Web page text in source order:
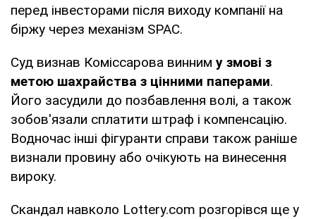
перед інвесторами після виходу компанії на
біржу через механізм SPAC.
Суд визнав Коміссарова винним у змові з
метою шахрайства з цінними паперами.
Його засудили до позбавлення волі, а також
зобов'язали сплатити штраф і компенсацію.
Водночас інші фігуранти справи також раніше
визнали провину або очікують на винесення
вироку.
Скандал навколо Lottery.com розгорівся ще у